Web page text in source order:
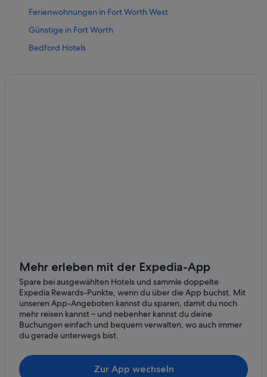
Ferienwohnungen in Fort Worth West
Günstige in Fort Worth
Bedford Hotels
Fort Worth Hotels
Crowley Hotels
Forest Hill Hotels
Fort Worth Stockyards: Hotels
Historische in Fort Worth Stockyards
Aparthotels in Fort Worth West
Mehr erleben mit der Expedia-App
Spare bei ausgewählten Hotels und sammle doppelte
Expedia Rewards-Punkte, wenn du über die App buchst. Mit
unseren App-Angeboten kannst du sparen, damit du noch
mehr reisen kannst – und nebenher kannst du deine
Buchungen einfach und bequem verwalten, wo auch immer
du gerade unterwegs bist.
Zur App wechseln